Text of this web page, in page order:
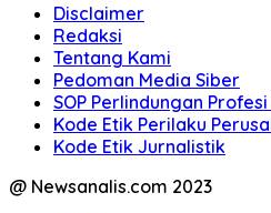
Disclaimer
Redaksi
Tentang Kami
Pedoman Media Siber
SOP Perlindungan
Kode Etik Perilaku
Kode Etik Jurnalistik
@ Newsanalis.com 2023